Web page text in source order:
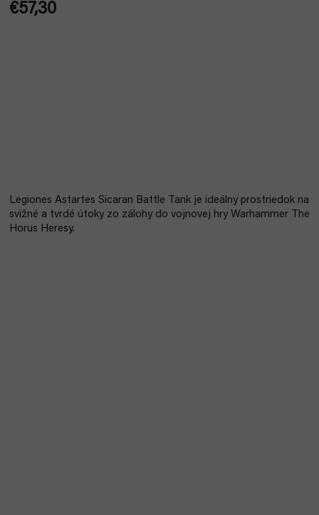
€57,30
Legiones Astartes Sicaran Battle Tank je ideálny prostriedok na
svižné a tvrdé útoky zo zálohy do vojnovej hry Warhammer The
Horus Heresy.